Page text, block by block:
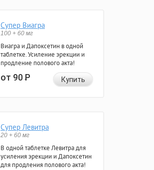
Супер Виагра
100 + 60 мг
Виагра и Дапоксетин в одной
таблетке. Усиление эрекции и
продление полового акта!
от 90Р Купить
Супер Левитра
20 + 60 мг
В одной таблетке Левитра для
усиления эрекции и Дапоксетин
для продления полового акта!